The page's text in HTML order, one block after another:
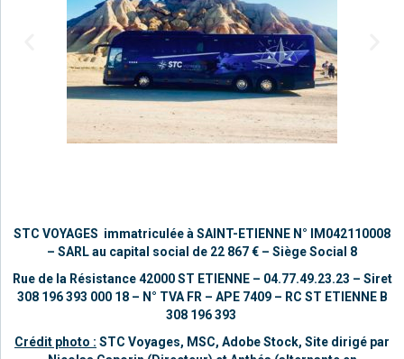
STC VOYAGES immatriculée à SAINT-ETIENNE N° IM042110008
– SARL au capital social de 22 867 € – Siège Social 8
Rue de la Résistance 42000 ST ETIENNE – 04.77.49.23.23 – Siret
308 196 393 000 18 – N° TVA FR – APE 7409 – RC ST ETIENNE B
308 196 393
Crédit photo : STC Voyages, MSC, Adobe Stock, Site dirigé par